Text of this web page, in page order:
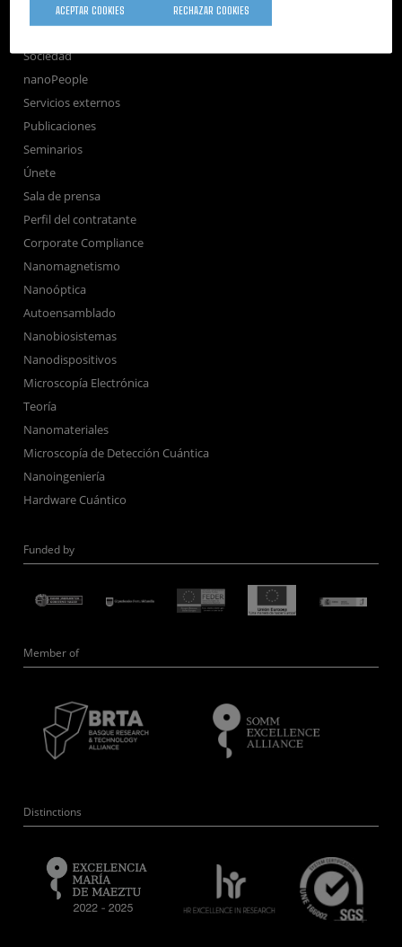
Transferencia
Sociedad
nanoPeople
Servicios externos
Publicaciones
Seminarios
Únete
Sala de prensa
Perfil del contratante
Corporate Compliance
Nanomagnetismo
Nanoóptica
Autoensamblado
Nanobiosistemas
Nanodispositivos
Microscopía Electrónica
Teoría
Nanomateriales
Microscopía de Detección Cuántica
Nanoingeniería
Hardware Cuántico
Funded by
Member of
Distinctions
RECHAZAR COOKIES
ACEPTAR COOKIES